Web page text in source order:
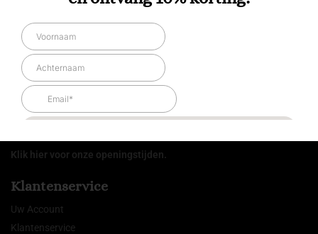
Lingerie By M
Winkelcentrum 3
6581 BV Malden
024-6690325
Info@LingerieByM.nl
KvK: 81177739
Klik hier voor onze openingstijden.
Klantenservice
Uw Account
Klantenservice